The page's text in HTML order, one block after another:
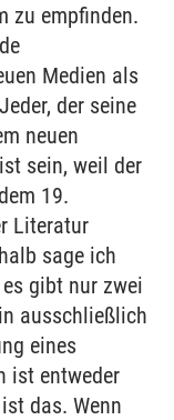
zu empfinden.
Medien als
der seine
neuen
sein, weil der
19.
Literatur
sage ich
gibt nur zwei
ausschließlich
eines
ist entweder
ist das. Wenn